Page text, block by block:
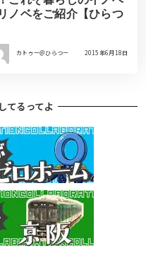
ノベをご紹介【ひらつ
カトゥー＠ひらつー 2015年6月18日
てるってよ